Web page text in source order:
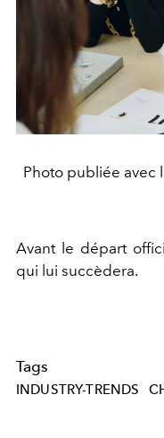
Photo publiée avec
Avant le départ
qui lui succèdera.
Tags
INDUSTRY-TRENDS